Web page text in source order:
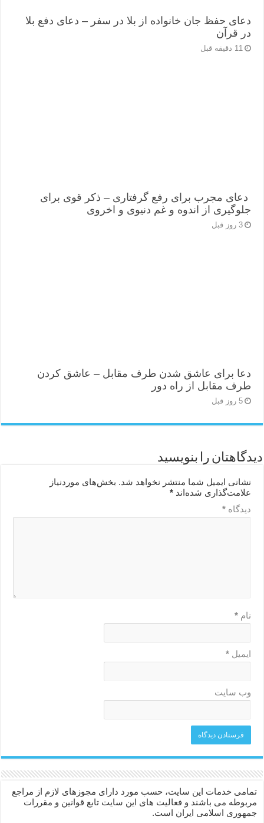
دعای حفظ جان خانواده از بلا در سفر – دعای دفع بلا
در قرآن
11 دقیقه قبل
دعای مجرب برای رفع گرفتاری – ذکر قوی برای
جلوگیری از اندوه و غم دنیوی و اخروی
3 روز قبل
دعا برای عاشق شدن طرف مقابل – عاشق کردن
طرف مقابل از راه دور
5 روز قبل
دیدگاهتان را بنویسید
نشانی ایمیل شما منتشر نخواهد شد. بخش‌های موردنیاز
علامت‌گذاری شده‌اند*
دیدگاه*
نام*
ایمیل*
وب‌ سایت
تمامی خدمات این سایت، حسب مورد دارای مجوزهای لازم از مراجع
مربوطه می باشند و فعالیت های این سایت تابع قوانین و مقررات
جمهوری اسلامی ایران است.